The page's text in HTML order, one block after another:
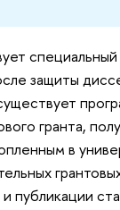
защиты
гранта,
в
публикации